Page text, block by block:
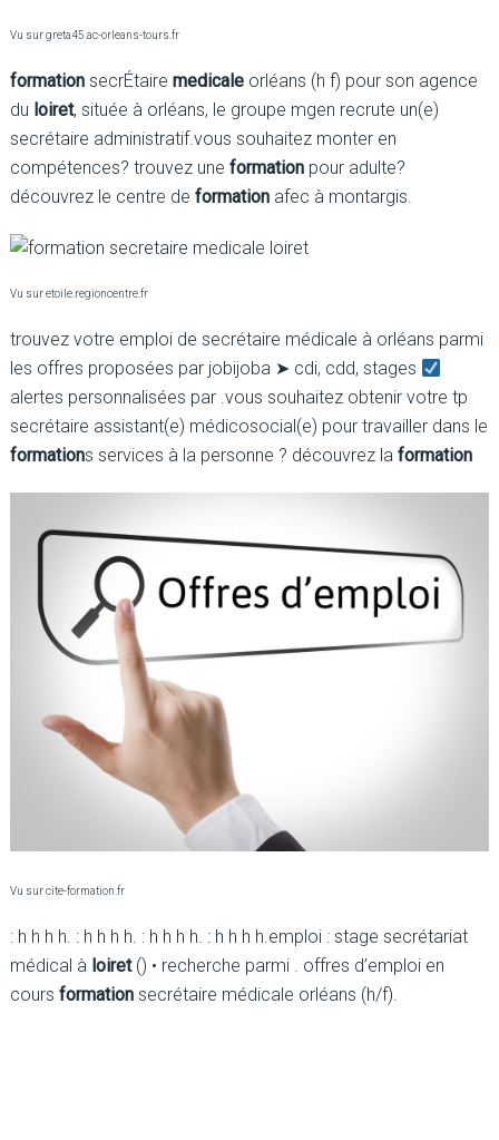
Vu sur greta45.ac-orleans-tours.fr
formationsecrÉtaire medicaleorléans (h f) pour son agence
du loiret, située à orléans, le groupe mgen recrute un(e)
secrétaire administratif.vous souhaitez monter en
compétences? trouvez une formationpour adulte?
découvrez le centre de formationafec à montargis.
Vu sur etoile.regioncentre.fr
trouvez votre emploi de secrétaire médicale à orléans parmi
les offres proposées par jobijoba ➤ cdi, cdd, stages
alertes personnalisées par .vous souhaitez obtenir votre tp
secrétaire assistant(e) médicosocial(e) pour travailler dans le
formations services à la personne ? découvrez la formation
Vu sur cite-formation.fr
: h h h h. : h h h h. : h h h h. : h h h h.emploi : stage secrétariat
médical à loiret() • recherche parmi . offres d’emploi en
cours formationsecrétaire médicale orléans (h/f).